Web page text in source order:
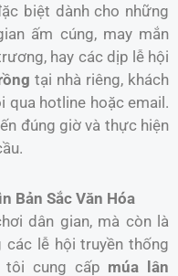
biệt dành cho những
ấm cúng, may mắn
hay các dịp lễ hội
tại nhà riêng, khách
qua hotline hoặc email.
đúng giờ và thực hiện
Bản Sắc Văn Hóa
dân gian, mà còn là
lễ hội truyền thống
tôi cung cấp múa lân